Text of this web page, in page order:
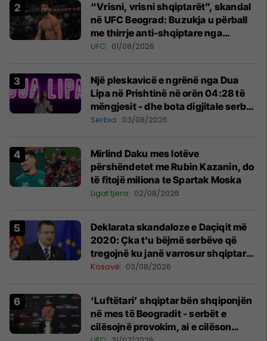
“Vrisni, vrisni shqiptarët”, skandal
në UFC Beograd: Buzukja u përball
me thirrje anti-shqiptare nga
tribunat
UFC 01/08/2026
Një pleskavicë e ngrënë nga Dua
Lipa në Prishtinë në orën 04:28 të
mëngjesit - dhe bota digjitale serbe
shpall gjendjen e luftës
Serbia 03/08/2026
Mirlind Daku mes lotëve
përshëndetet me Rubin Kazanin, do
të fitojë miliona te Spartak Moska
Ligat tjera 02/08/2026
​Deklarata skandaloze e Daçiqit më
2020: Çka t'u bëjmë serbëve që
tregojnë ku janë varrosur shqiptarët
në Serbi
Kosovë 03/08/2026
‘Luftëtari’ shqiptar bën shqiponjën
në mes të Beogradit - serbët e
cilësojnë provokim, ai e cilëson